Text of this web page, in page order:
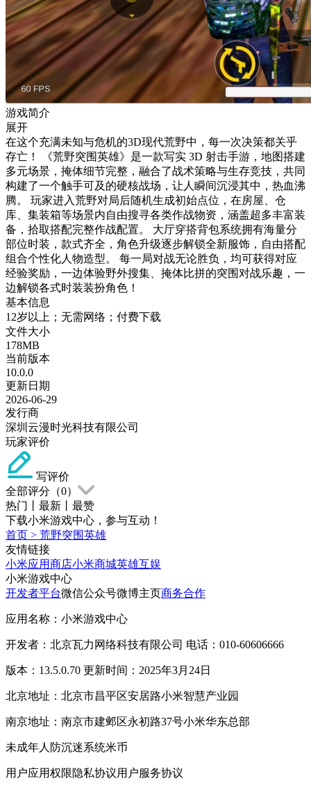
游戏简介
展开
在这个充满未知与危机的3D现代荒野中，每一次决策都关乎
存亡！ 《荒野突围英雄》是一款写实 3D 射击手游，地图搭建
多元场景，掩体细节完整，融合了战术策略与生存竞技，共同
构建了一个触手可及的硬核战场，让人瞬间沉浸其中，热血沸
腾。 玩家进入荒野对局后随机生成初始点位，在房屋、仓
库、集装箱等场景内自由搜寻各类作战物资，涵盖超多丰富装
备，拾取搭配完整作战配置。 大厅穿搭背包系统拥有海量分
部位时装，款式齐全，角色升级逐步解锁全新服饰，自由搭配
组合个性化人物造型。 每一局对战无论胜负，均可获得对应
经验奖励，一边体验野外搜集、掩体比拼的突围对战乐趣，一
边解锁各式时装装扮角色！
基本信息
12岁以上；无需网络；付费下载
文件大小
178MB
当前版本
10.0.0
更新日期
2026-06-29
发行商
深圳云漫时光科技有限公司
玩家评价
写评价
全部评分（0）
热门
最新
最赞
下载小米游戏中心，参与互动！
首页 > 荒野突围英雄
友情链接
小米应用商店小米商城英雄互娱
小米游戏中心
开发者平台微信公众号微博主页商务合作
应用名称：小米游戏中心
开发者：北京瓦力网络科技有限公司 电话：010-60606666
版本：13.5.0.70 更新时间：2025年3月24日
北京地址：北京市昌平区安居路小米智慧产业园
南京地址：南京市建邺区永初路37号小米华东总部
未成年人防沉迷系统米币
用户应用权限隐私协议用户服务协议